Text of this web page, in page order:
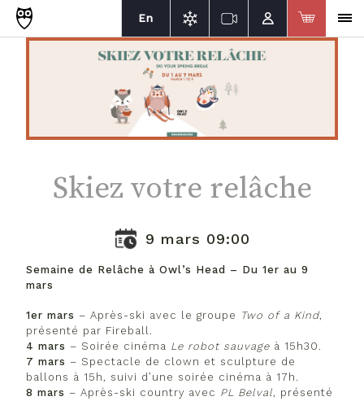
En
Skiez votre relâche
9 mars 09:00
Semaine de Relâche à Owl’s Head – Du 1er au 9
mars
1er mars – Après-ski avec le groupe Two of a Kind,
présenté par Fireball.
4 mars – Soirée cinéma Le robot sauvage à 15h30.
7 mars – Spectacle de clown et sculpture de
ballons à 15h, suivi d’une soirée cinéma à 17h.
8 mars – Après-ski country avec PL Belval, présenté